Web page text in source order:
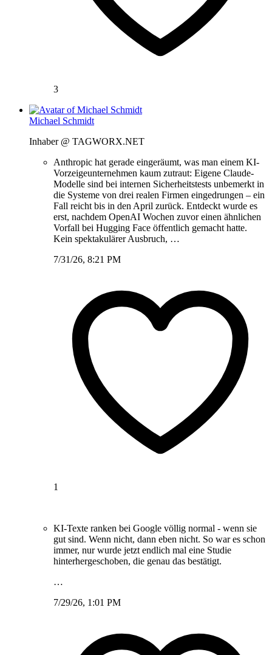
3
Michael Schmidt
Inhaber @ TAGWORX.NET
Anthropic hat gerade eingeräumt, was man einem KI-
Vorzeigeunternehmen kaum zutraut: Eigene Claude-
Modelle sind bei internen Sicherheitstests unbemerkt in
die Systeme von drei realen Firmen eingedrungen – ein
Fall reicht bis in den April zurück. Entdeckt wurde es
erst, nachdem OpenAI Wochen zuvor einen ähnlichen
Vorfall bei Hugging Face öffentlich gemacht hatte.
Kein spektakulärer Ausbruch, …
7/31/26, 8:21 PM
1
KI-Texte ranken bei Google völlig normal - wenn sie
gut sind. Wenn nicht, dann eben nicht. So war es schon
immer, nur wurde jetzt endlich mal eine Studie
hinterhergeschoben, die genau das bestätigt.
…
7/29/26, 1:01 PM